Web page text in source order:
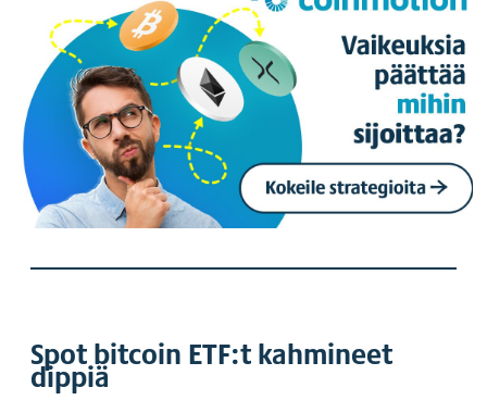
Spot bitcoin ETF:t kahmineet
dippiä